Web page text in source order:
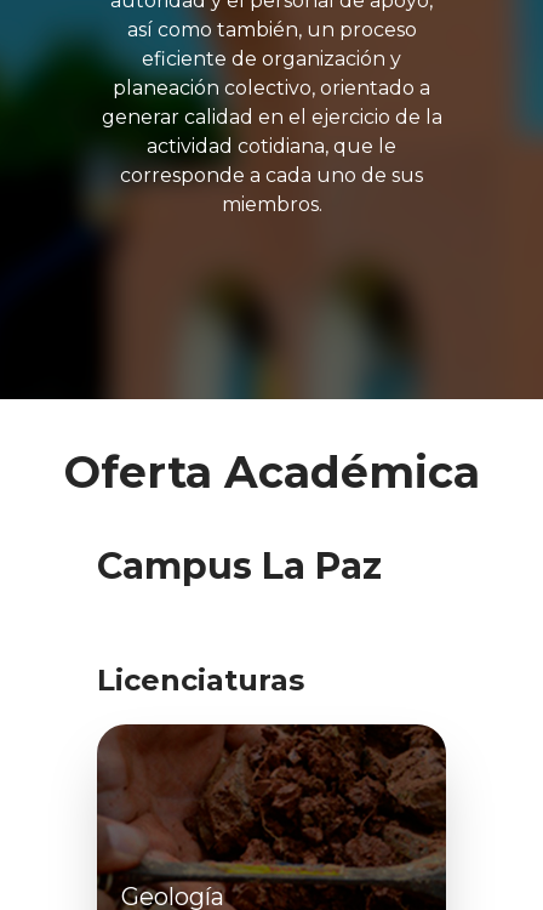
así como también, un proceso
eficiente de organización y
planeación colectivo, orientado a
generar calidad en el ejercicio de la
actividad cotidiana, que le
corresponde a cada uno de sus
miembros.
Oferta Académica
Campus La Paz
Licenciaturas
Geología